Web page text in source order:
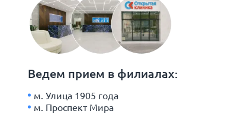
Ведем прием в филиалах:
м. Улица 1905 года
м. Проспект Мира